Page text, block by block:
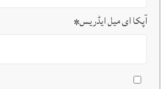
آپکا ای میل ایڈریس*